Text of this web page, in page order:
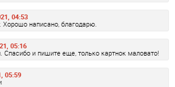
04:53
Хорошо написано, благодарю.
05:16
Спасибо и пишите еще, только картнок маловато!
05:59